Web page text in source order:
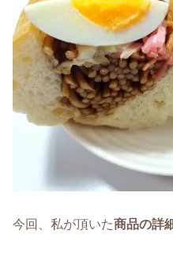
今回、私が頂いた商品の詳